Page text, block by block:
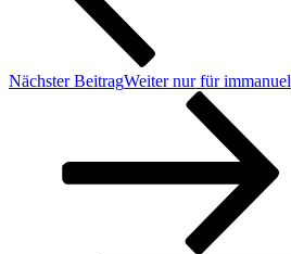
Nächster BeitragWeiter nur für immanuel